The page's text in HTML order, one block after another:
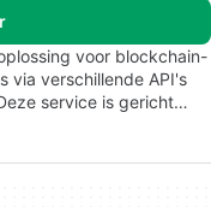
voor blockchain-
via verschillende API's
service is gericht…